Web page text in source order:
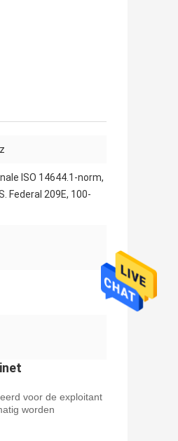
ISO 14644.1-norm,
Federal 209E, 100-
voor de exploitant
worden